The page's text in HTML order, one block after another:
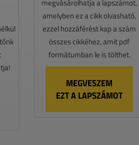
megvásárolhatja a lapszámot,
amelyben ez a cikk olvasható,
ezzel hozzáférést kap a szám
összes cikkéhez, amit pdf
formátumban le is tölthet.
MEGVESZEM
EZT A LAPSZÁMOT